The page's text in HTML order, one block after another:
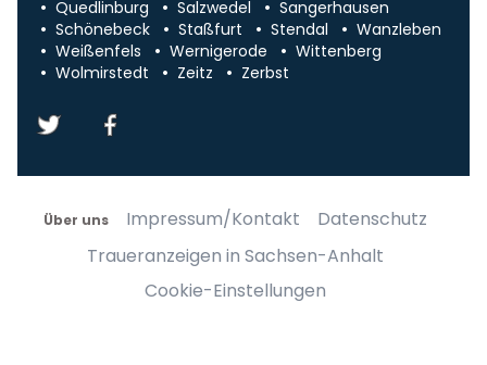
Quedlinburg
Salzwedel
Sangerhausen
Schönebeck
Staßfurt Stendal
Wanzleben
Weißenfels
Wernigerode
Wittenberg
Wolmirstedt
Zeitz Zerbst
Über uns Impressum/Kontakt
Datenschutz
Traueranzeigen in Sachsen-Anhalt
Cookie-Einstellungen